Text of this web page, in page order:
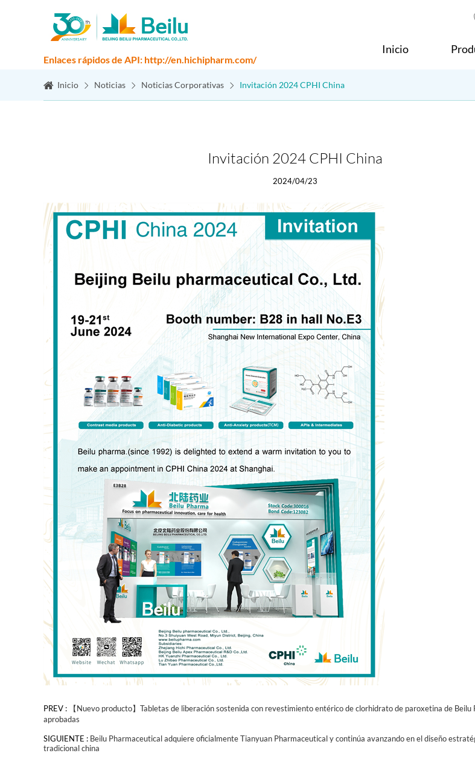
Enlaces rápidos de API: http://en.hichipharm.com/
Inicio
Inicio Noticias Noticias Corporativas Invitación 2024 CPHI China
Invitación 2024 CPHI China
2024/04/23
PREV :
【Nuevo producto】Tabletas de liberación sostenida con revestimiento entérico de clorhidrato de paroxetina de Beilu
aprobadas
SIGUIENTE : Beilu Pharmaceutical adquiere oficialmente Tianyuan Pharmaceutical y continúa avanzando en el diseño
tradicional china